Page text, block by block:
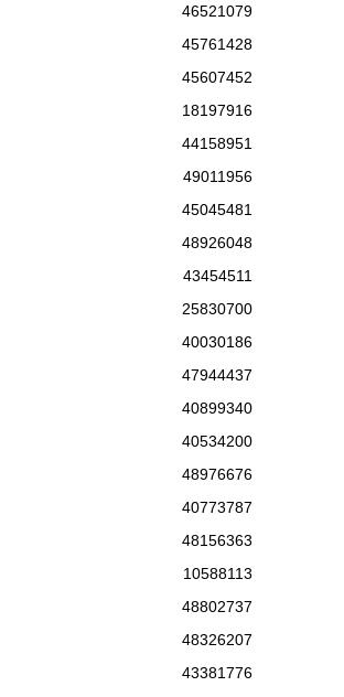
46521079
45761428
45607452
18197916
44158951
49011956
45045481
48926048
43454511
25830700
40030186
47944437
40899340
40534200
48976676
40773787
48156363
10588113
48802737
48326207
43381776